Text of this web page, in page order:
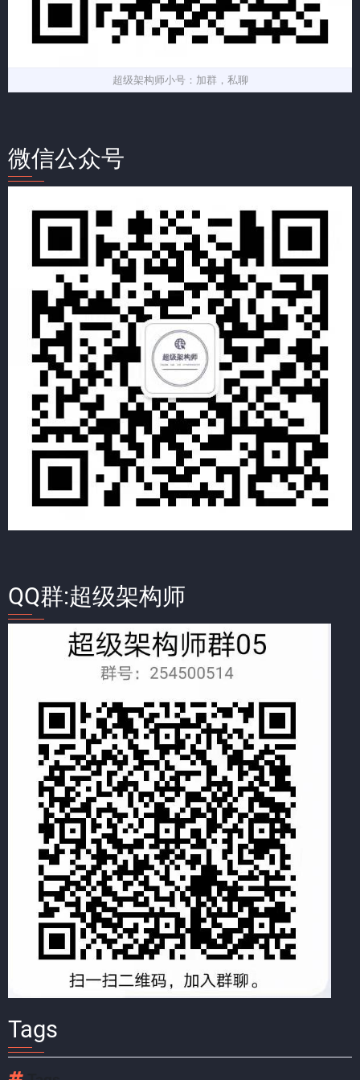
超级架构师小号：加群，私聊
微信公众号
QQ群:超级架构师
Tags